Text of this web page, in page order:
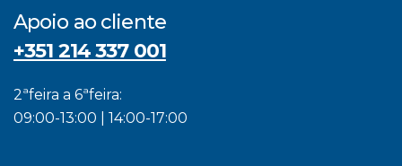
Apoio ao cliente
+351 214 337 001
2ªfeira a 6ªfeira:
09:00-13:00 | 14:00-17:00